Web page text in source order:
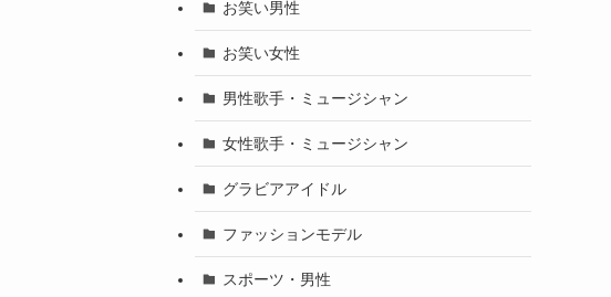
お笑い男性
お笑い女性
男性歌手・ミュージシャン
女性歌手・ミュージシャン
グラビアアイドル
ファッションモデル
スポーツ・男性